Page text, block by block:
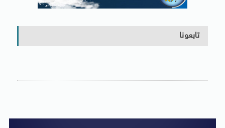
تابعونا